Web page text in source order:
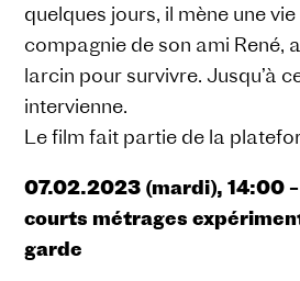
quelques jours, il mène une
compagnie de son ami René,
larcin pour survivre. Jusqu’à
intervienne.
Le film fait partie de la
07.02.2023 (mardi), 14:00
courts métrages
garde